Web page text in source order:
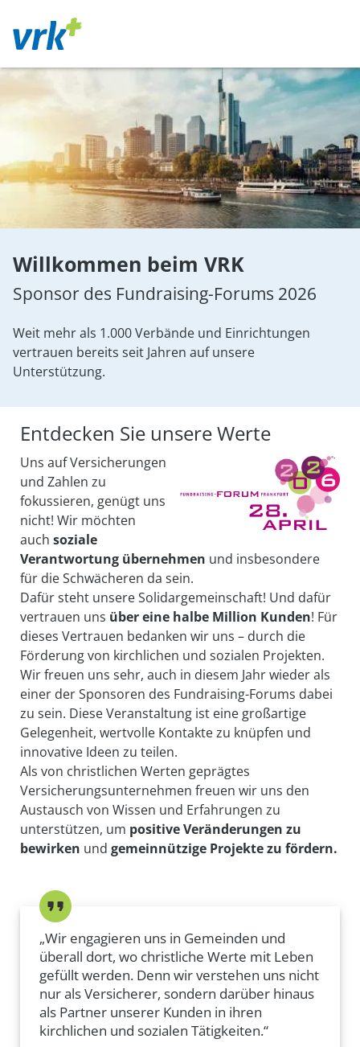
Willkommen beim VRK
Sponsor des Fundraising-Forums 2026
Weit mehr als 1.000 Verbände und Einrichtungen
vertrauen bereits seit Jahren auf unsere
Unterstützung.
Entdecken Sie unsere Werte
Uns auf Versicherungen
und Zahlen zu
fokussieren, genügt uns
nicht! Wir möchten
auch soziale
Verantwortung übernehmen und insbesondere
für die Schwächeren da sein.
Dafür steht unsere Solidargemeinschaft! Und dafür
vertrauen uns über eine halbe Million Kunden! Für
dieses Vertrauen bedanken wir uns – durch die
Förderung von kirchlichen und sozialen Projekten.
Wir freuen uns sehr, auch in diesem Jahr wieder als
einer der Sponsoren des Fundraising-Forums dabei
zu sein. Diese Veranstaltung ist eine großartige
Gelegenheit, wertvolle Kontakte zu knüpfen und
innovative Ideen zu teilen.
Als von christlichen Werten geprägtes
Versicherungsunternehmen freuen wir uns den
Austausch von Wissen und Erfahrungen zu
unterstützen, um positive Veränderungen zu
bewirken und gemeinnützige Projekte zu fördern.
„Wir engagieren uns in Gemeinden und
überall dort, wo christliche Werte mit Leben
gefüllt werden. Denn wir verstehen uns nicht
nur als Versicherer, sondern darüber hinaus
als Partner unserer Kunden in ihren
kirchlichen und sozialen Tätigkeiten.“